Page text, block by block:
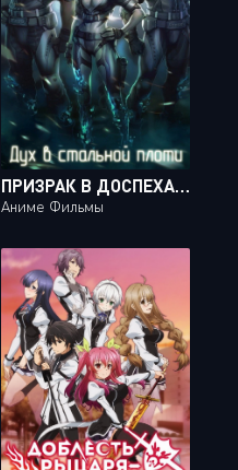
ПРИЗРАК В ДОСПЕХАХ / KOUKAKU KIDOUTAI [MOVIE]
Аниме Фильмы